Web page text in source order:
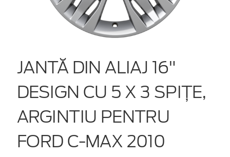
JANTĂ DIN ALIAJ 16"
DESIGN CU 5 X 3 SPIŢE,
ARGINTIU PENTRU
FORD C-MAX 2010